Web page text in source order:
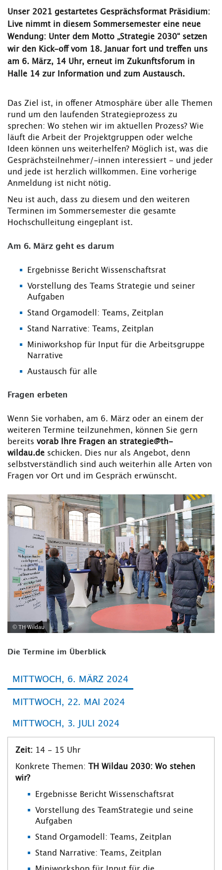
Unser 2021 gestartetes Gesprächsformat Präsidium:
Live nimmt in diesem Sommersemester eine neue
Wendung: Unter dem Motto „Strategie 2030“ setzen
wir den Kick-off vom 18. Januar fort und treffen uns
am 6. März, 14 Uhr, erneut im Zukunftsforum in
Halle 14 zur Information und zum Austausch.
Das Ziel ist, in offener Atmosphäre über alle Themen
rund um den laufenden Strategieprozess zu
sprechen: Wo stehen wir im aktuellen Prozess? Wie
läuft die Arbeit der Projektgruppen oder welche
Ideen können uns weiterhelfen? Möglich ist, was die
Gesprächsteilnehmer/-innen interessiert - und jeder
und jede ist herzlich willkommen. Eine vorherige
Anmeldung ist nicht nötig.
Neu ist auch, dass zu diesem und den weiteren
Terminen im Sommersemester die gesamte
Hochschulleitung eingeplant ist.
Am 6. März geht es darum
Ergebnisse Bericht Wissenschaftsrat
Vorstellung des Teams Strategie und seiner
Aufgaben
Stand Orgamodell: Teams, Zeitplan
Stand Narrative: Teams, Zeitplan
Miniworkshop für Input für die Arbeitsgruppe
Narrative
Austausch für alle
Fragen erbeten
Wenn Sie vorhaben, am 6. März oder an einem der
weiteren Termine teilzunehmen, können Sie gern
bereits vorab Ihre Fragen an strategie@th-
wildau.de schicken. Dies nur als Angebot, denn
selbstverständlich sind auch weiterhin alle Arten von
Fragen vor Ort und im Gespräch erwünscht.
© TH Wildau
Die Termine im Überblick
MITTWOCH, 6. MÄRZ 2024
MITTWOCH, 22. MAI 2024
MITTWOCH, 3. JULI 2024
Zeit: 14 - 15 Uhr
Konkrete Themen: TH Wildau 2030: Wo stehen
wir?
Ergebnisse Bericht Wissenschaftsrat
Vorstellung des TeamStrategie und seine
Aufgaben
Stand Orgamodell: Teams, Zeitplan
Stand Narrative: Teams, Zeitplan